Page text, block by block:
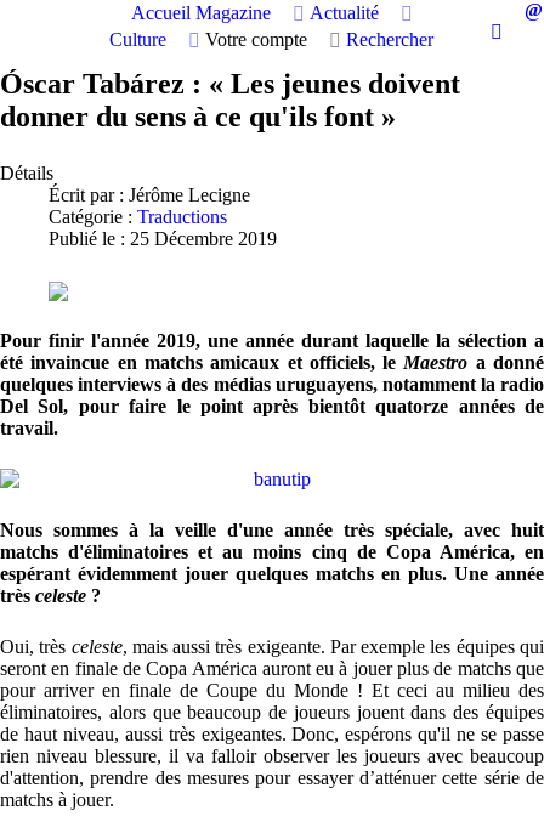
Accueil Magazine
Actualité
Culture
Votre compte Rechercher
Óscar Tabárez : « Les jeunes doivent
donner du sens à ce qu'ils font »
Détails
Écrit par : Jérôme Lecigne
Catégorie : Traductions
Publié le : 25 Décembre 2019
Pour finir l'année 2019, une année durant laquelle la sélection a
été invaincue en matchs amicaux et officiels, le Maestro a donné
quelques interviews à des médias uruguayens, notamment la radio
Del Sol, pour faire le point après bientôt quatorze années de
travail.
Nous sommes à la veille d'une année très spéciale, avec huit
matchs d'éliminatoires et au moins cinq de Copa América, en
espérant évidemment jouer quelques matchs en plus. Une année
très celeste ?
Oui, très celeste, mais aussi très exigeante. Par exemple les équipes qui
seront en finale de Copa América auront eu à jouer plus de matchs que
pour arriver en finale de Coupe du Monde ! Et ceci au milieu des
éliminatoires, alors que beaucoup de joueurs jouent dans des équipes
de haut niveau, aussi très exigeantes. Donc, espérons qu'il ne se passe
rien niveau blessure, il va falloir observer les joueurs avec beaucoup
d'attention, prendre des mesures pour essayer d’atténuer cette série de
matchs à jouer.